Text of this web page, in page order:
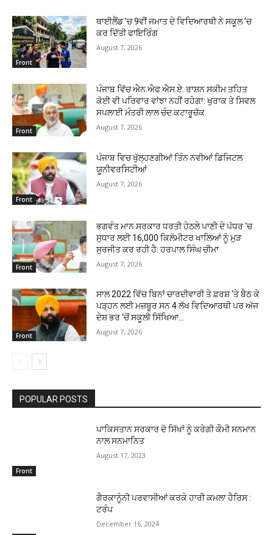
Front
ਥਾਈਲੈਂਡ ’ਚ 9ਵੀਂ ਜਮਾਤ ਦੇ ਵਿਦਿਆਰਥੀ ਨੇ ਸਕੂਲ ’ਚ
ਕਰ ਦਿੱਤੀ ਫਾਇਰਿੰਗ
August 7, 2026
Front
ਪੰਜਾਬ ਵਿੱਚ ਐਨ.ਐਫ.ਐਸ.ਏ. ਰਾਸ਼ਨ ਸਕੀਮ ਤਹਿਤ
ਕੋਈ ਵੀ ਪਰਿਵਾਰ ਵਾਂਝਾ ਨਹੀਂ ਰਹੇਗਾ: ਖੁਰਾਕ ਤੇ ਸਿਵਲ
ਸਪਲਾਈ ਮੰਤਰੀ ਲਾਲ ਚੰਦ ਕਟਾਰੂਚੱਕ
August 7, 2026
Front
ਪੰਜਾਬ ਵਿਚ ਖੁੱਲ੍ਹਣਗੀਆਂ ਤਿੰਨ ਨਵੀਆਂ ਡਿਜਿਟਲ
ਯੂਨੀਵਰਸਿਟੀਆਂ
August 7, 2026
Front
ਭਗਵੰਤ ਮਾਨ ਸਰਕਾਰ ਧਰਤੀ ਹੇਠਲੇ ਪਾਣੀ ਦੇ ਪੱਧਰ ‘ਚ
ਸੁਧਾਰ ਲਈ 16,000 ਕਿਲੋਮੀਟਰ ਖਾਲਿਆਂ ਨੂੰ ਮੁੜ
ਸੁਰਜੀਤ ਕਰ ਰਹੀ ਹੈ: ਹਰਪਾਲ ਸਿੰਘ ਚੀਮਾ
August 7, 2026
Front
ਸਾਲ 2022 ਵਿੱਚ ਬਿਨਾਂ ਚਾਰਦੀਵਾਰੀ ਤੇ ਫ਼ਰਸ਼ ‘ਤੇ ਬੈਠ ਕੇ
ਪੜ੍ਹਨ ਲਈ ਮਜ਼ਬੂਰ ਸਨ 4 ਲੱਖ ਵਿਦਿਆਰਥੀ ਪਰ ਅੱਜ
ਦੇਸ਼ ਭਰ ‘ਚੋਂ ਸਕੂਲੀ ਸਿੱਖਿਆ...
August 7, 2026
POPULAR POSTS
Front
ਪਾਕਿਸਤਾਨ ਸਰਕਾਰ ਦੋ ਸਿੱਖਾਂ ਨੂੰ ਕਰੇਗੀ ਕੌਮੀ ਸਨਮਾਨ
ਨਾਲ ਸਨਮਾਨਿਤ
August 17, 2023
ਗੈਰਕਾਨੂੰਨੀ ਪਰਵਾਸੀਆਂ ਕਰਕੇ ਹਾਰੀ ਕਮਲਾ ਹੈਰਿਸ :
ਟਰੰਪ
December 16, 2024